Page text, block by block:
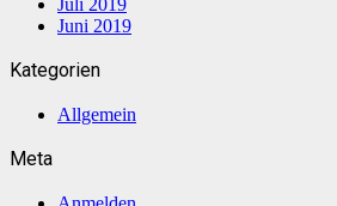
Juni 2019
Kategorien
Allgemein
Meta